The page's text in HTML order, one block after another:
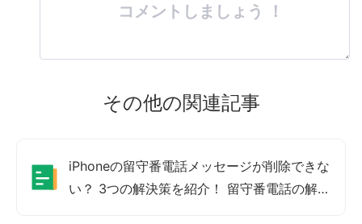
コメントしましょう ！
その他の関連記事
iPhoneの留守番電話メッセージが削除できな
い？ 3つの解決策を紹介！ 留守番電話の解除